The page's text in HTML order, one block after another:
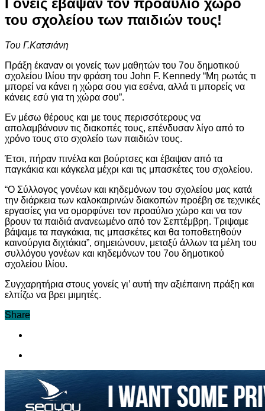
του σχολείου των παιδιών τους!
Του Γ.Κατσιάνη
Πράξη έκαναν οι γονείς των μαθητών του 7ου δημοτικού
σχολείου Ιλίου την φράση του John F. Kennedy “Mη ρωτάς τι
μπορεί να κάνει η χώρα σου για εσένα, αλλά τι μπορείς να
κάνεις εσύ για τη χώρα σου”.
Εν μέσω θέρους και με τους περισσότερους να
απολαμβάνουν τις διακοπές τους, επένδυσαν λίγο από το
χρόνο τους στο σχολείο των παιδιών τους.
Έτσι, πήραν πινέλα και βούρτσες και έβαψαν από τα
παγκάκια και κάγκελα μέχρι και τις μπασκέτες του σχολείου.
“Ο Σύλλογος γονέων και κηδεμόνων του σχολείου μας κατά
την διάρκεια των καλοκαιρινών διακοπών προέβη σε τεχνικές
εργασίες για να ομορφύνει τον προαύλιο χώρο και να τον
βρουν τα παιδιά ανανεωμένο από τον Σεπτέμβρη. Τριψαμε
βάψαμε τα παγκάκια, τις μπασκέτες και θα τοποθετηθούν
καινούργια διχτάκια”, σημειώνουν, μεταξύ άλλων τα μέλη του
συλλόγου γονέων και κηδεμόνων του 7ου δημοτικού
σχολείου Ιλίου.
Συγχαρητήρια στους γονείς γι’ αυτή την αξιέπαινη πράξη και
ελπίζω να βρει μιμητές.
Share